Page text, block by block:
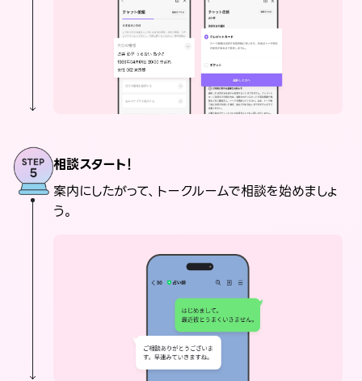
相談スタート！
案内にしたがって、トークルームで相談を始めましょ
う。